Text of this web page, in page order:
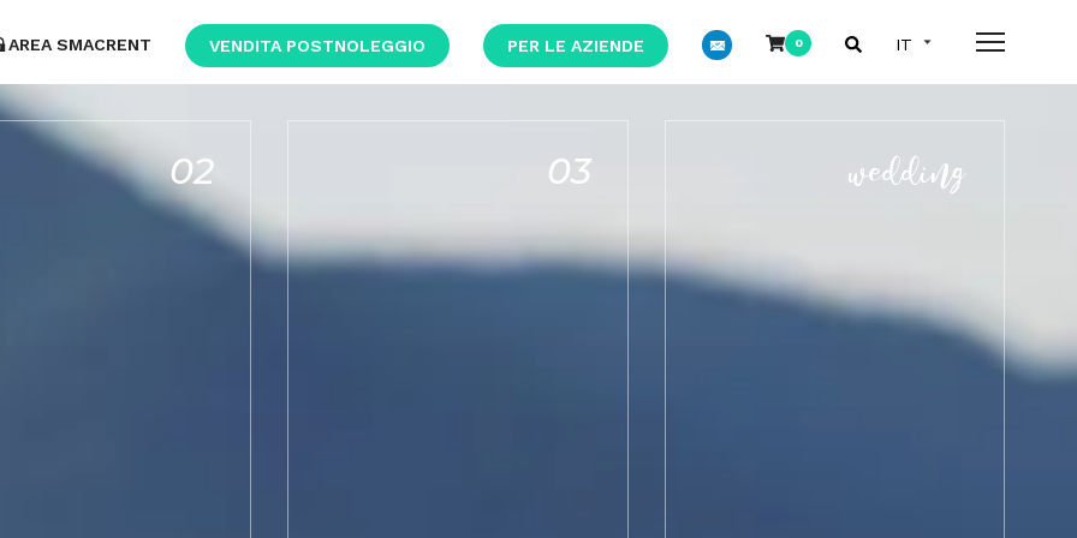
AREA SMACRENT VENDITA POSTNOLEGGIO PER LE AZIENDE 0
02 03